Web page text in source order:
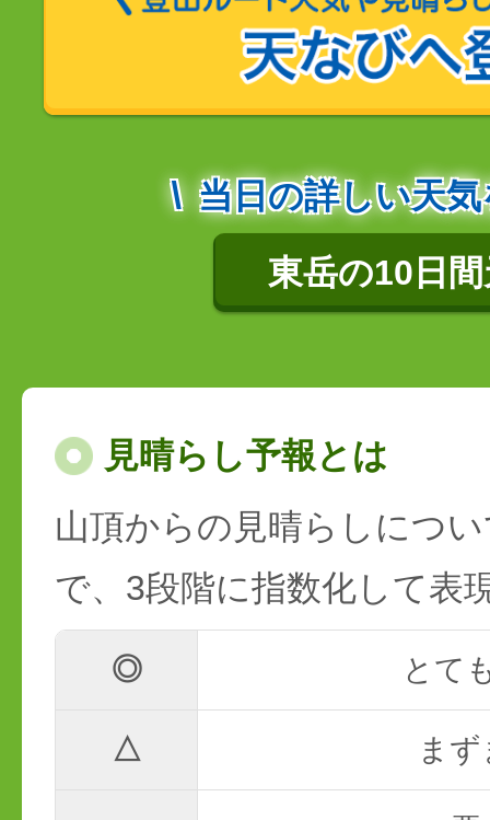
当日の詳しい天
東岳の10日
見晴らし予報とは
山頂からの見晴らしにつ
で、3段階に指数化して表
◎ とて
△ ま